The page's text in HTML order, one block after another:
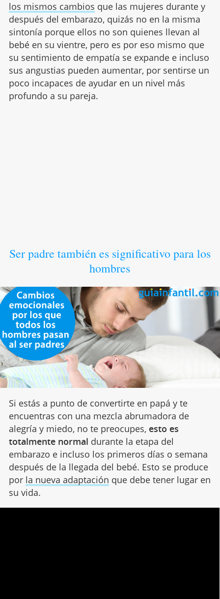
los mismos cambios que las mujeres durante y
después del embarazo, quizás no en la misma
sintonía porque ellos no son quienes llevan al
bebé en su vientre, pero es por eso mismo que
su sentimiento de empatía se expande e incluso
sus angustias pueden aumentar, por sentirse un
poco incapaces de ayudar en un nivel más
profundo a su pareja.
Ser padre también es significativo para los
hombres
Si estás a punto de convertirte en papá y te
encuentras con una mezcla abrumadora de
alegría y miedo, no te preocupes, esto es
totalmente normal durante la etapa del
embarazo e incluso los primeros días o semana
después de la llegada del bebé. Esto se produce
por la nueva adaptación que debe tener lugar en
su vida.